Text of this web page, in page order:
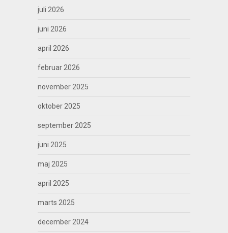
juli 2026
juni 2026
april 2026
februar 2026
november 2025
oktober 2025
september 2025
juni 2025
maj 2025
april 2025
marts 2025
december 2024